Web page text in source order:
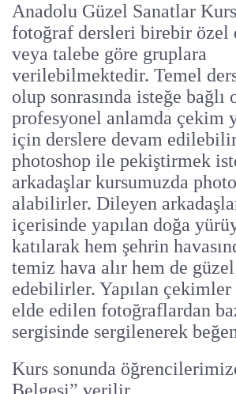
Anadolu Güzel Sanatlar
fotoğraf dersleri birebir özel
veya talebe göre gruplara
verilebilmektedir. Temel
olup sonrasında isteğe bağlı
profesyonel anlamda çekim
için derslere devam
photoshop ile pekiştirmek
arkadaşlar kursumuzda
alabilirler. Dileyen
içerisinde yapılan doğa
katılarak hem şehrin
temiz hava alır hem de
edebilirler. Yapılan çekimler
elde edilen fotoğraflardan
sergisinde sergilenerek
Kurs sonunda